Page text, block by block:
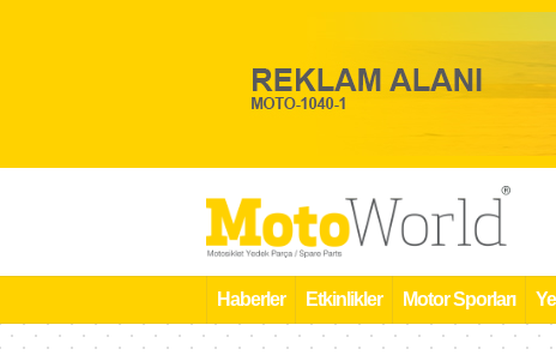
Haberler Etkinlikler Motor Sporları